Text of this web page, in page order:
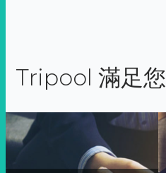
Tripool 滿足